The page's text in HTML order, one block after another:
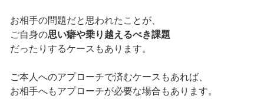
お相手の問題だと思われたことが、
ご自身の思い癖や乗り越えるべき課題
だったりするケースもあります。
ご本人へのアプローチで済むケースもあれば、
お相手へもアプローチが必要な場合もあります。